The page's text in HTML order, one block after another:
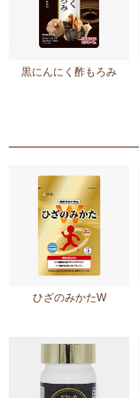
黒にんにく酢もろみ
ひざのみかたW